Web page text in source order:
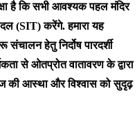
है कि सभी आवश्यक पहल मंदिर
दल (SIT) करेंगे. हमारा यह
हेतु निर्दोष पारदर्शी
से ओतप्रोत वातावरण के द्वारा
की आस्था और विश्वास को सुदृढ़